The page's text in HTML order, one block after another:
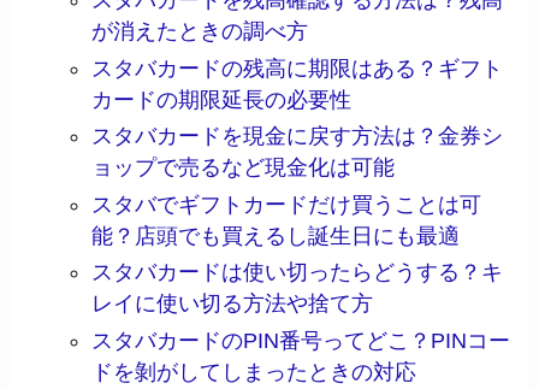
が消えたときの調べ方
スタバカードの残高に期限はある？ギフト
カードの期限延長の必要性
スタバカードを現金に戻す方法は？金券シ
ョップで売るなど現金化は可能
スタバでギフトカードだけ買うことは可
能？店頭でも買えるし誕生日にも最適
スタバカードは使い切ったらどうする？キ
レイに使い切る方法や捨て方
スタバカードのPIN番号ってどこ？PINコー
ドを剝がしてしまったときの対応